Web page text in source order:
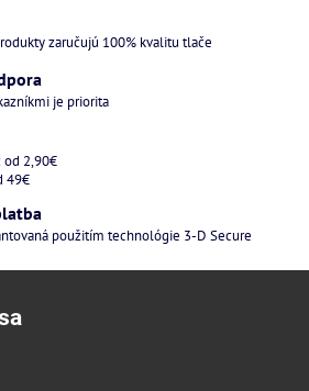
zaručujú 100% kvalitu tlače
je priorita
od 2,90€
49€
použitím technológie 3-D Secure